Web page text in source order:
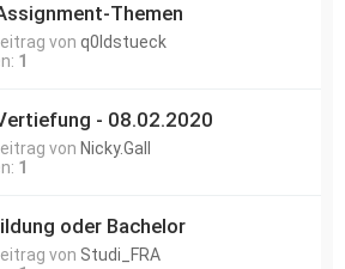
Themen
von q0ldstueck
1
- 08.02.2020
von Nicky.Gall
1
oder Bachelor
von Studi_FRA